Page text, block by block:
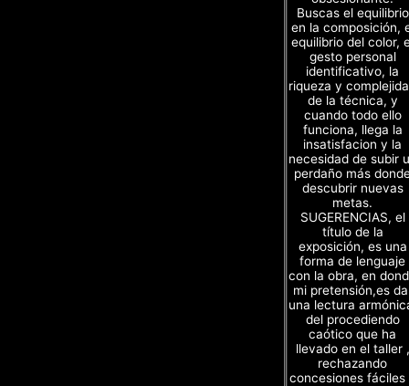
Buscas el equilibrio
en la composición,
equilibrio del color,
gesto personal
identificativo, la
riqueza y
de la técnica, y
cuando todo ello
funciona, llega la
insatisfacion y la
necesidad de subir
perdaño más
descubrir nuevas
metas.
SUGERENCIAS, el
título de la
exposición, es una
forma de lenguaje
con la obra, en
mi pretensión,es
una lectura
del procediendo
caótico que ha
llevado en el taller ,
rechazando
concesiones fáciles